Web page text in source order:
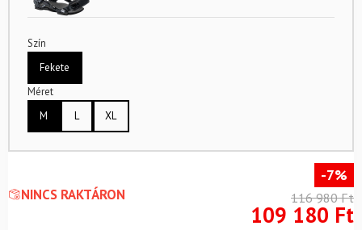
Szín
Fekete
Méret
M
L XL
NINCS RAKTÁRON
-7%
116 980Ft
109 180 Ft